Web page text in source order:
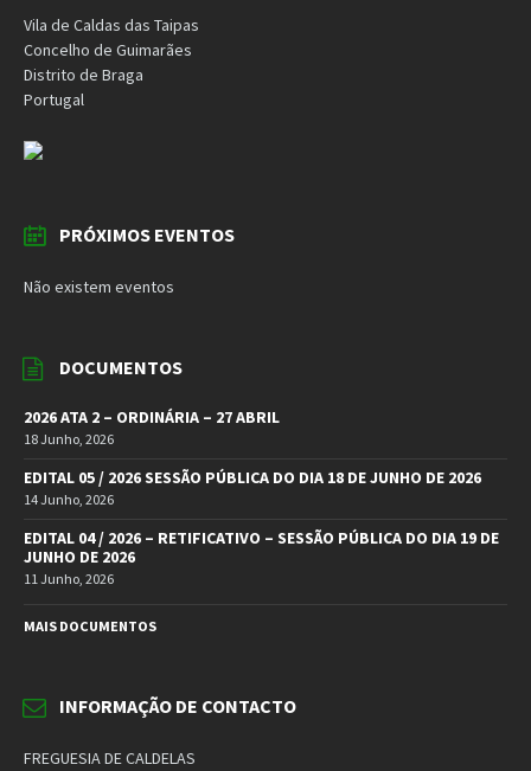
Vila de Caldas das Taipas
Concelho de Guimarães
Distrito de Braga
Portugal
PRÓXIMOS EVENTOS
Não existem eventos
DOCUMENTOS
2026 ATA 2 – ORDINÁRIA – 27 ABRIL
18 Junho, 2026
EDITAL 05 / 2026 SESSÃO PÚBLICA DO DIA 18 DE JUNHO DE 2026
14 Junho, 2026
EDITAL 04 / 2026 – RETIFICATIVO – SESSÃO PÚBLICA DO DIA 19 DE
JUNHO DE 2026
11 Junho, 2026
MAIS DOCUMENTOS
INFORMAÇÃO DE CONTACTO
FREGUESIA DE CALDELAS